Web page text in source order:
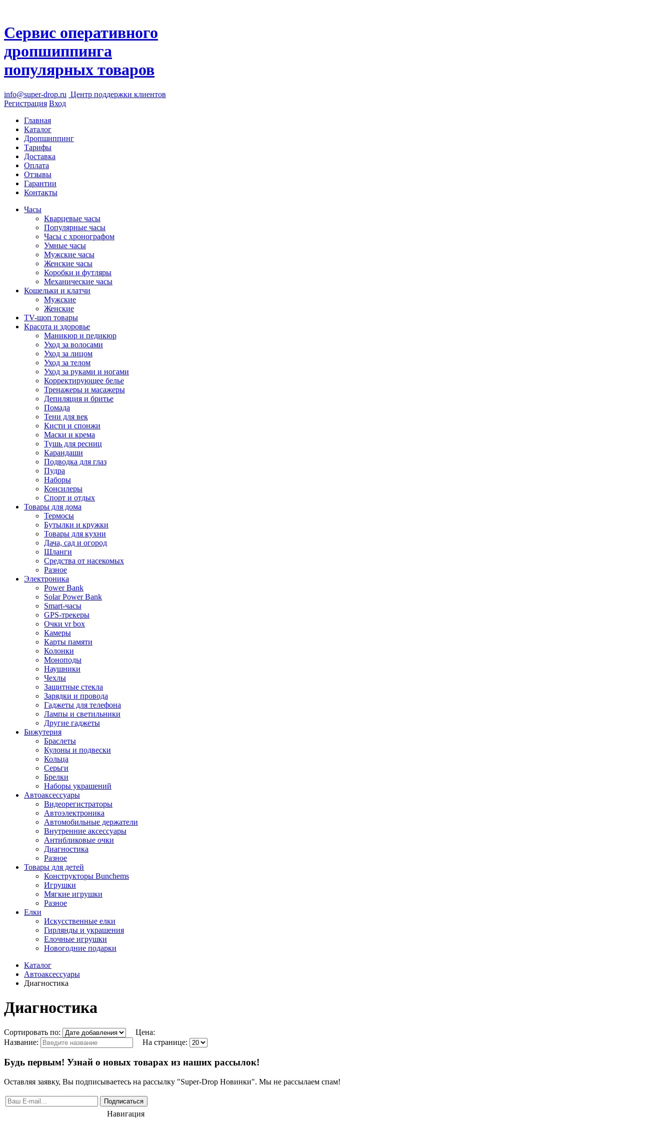
Сервис оперативного
дропшиппинга
популярных товаров
info@super-drop.ru Центр поддержки клиентов
Регистрация Вход
Главная
Каталог
Дропшиппинг
Тарифы
Доставка
Оплата
Отзывы
Гарантии
Контакты
Часы
Кварцевые часы
Популярные часы
Часы с хронографом
Умные часы
Мужские часы
Женские часы
Коробки и футляры
Механические часы
Кошельки и клатчи
Мужские
Женские
TV-шоп товары
Красота и здоровье
Маникюр и педикюр
Уход за волосами
Уход за лицом
Уход за телом
Уход за руками и ногами
Корректирующее белье
Тренажеры и масажеры
Депиляция и бритье
Помада
Тени для век
Кисти и спонжи
Маски и крема
Тушь для ресниц
Карандаши
Подводка для глаз
Пудра
Наборы
Консилеры
Спорт и отдых
Товары для дома
Термосы
Бутылки и кружки
Товары для кухни
Дача, сад и огород
Шланги
Средства от насекомых
Разное
Электроника
Power Bank
Solar Power Bank
Smart-часы
GPS-трекеры
Очки vr box
Камеры
Карты памяти
Колонки
Моноподы
Наушники
Чехлы
Защитные стекла
Зарядки и провода
Гаджеты для телефона
Лампы и светильники
Другие гаджеты
Бижутерия
Браслеты
Кулоны и подвески
Кольца
Серьги
Брелки
Наборы украшений
Автоаксессуары
Видеорегистраторы
Автоэлектроника
Автомобильные держатели
Внутренние аксессуары
Антибликовые очки
Диагностика
Разное
Товары для детей
Конструкторы Bunchems
Игрушки
Мягкие игрушки
Разное
Елки
Искусственные елки
Гирлянды и украшения
Елочные игрушки
Новогодние подарки
Каталог
Автоаксессуары
Диагностика
Диагностика
Сортировать по:
Цена:
Название:
На странице:
Будь первым! Узнай о новых товарах из наших рассылок!
Оставляя заявку, Вы подписываетесь на рассылку "Super-Drop Новинки". Мы не рассылаем спам!
Подписаться
Навигация